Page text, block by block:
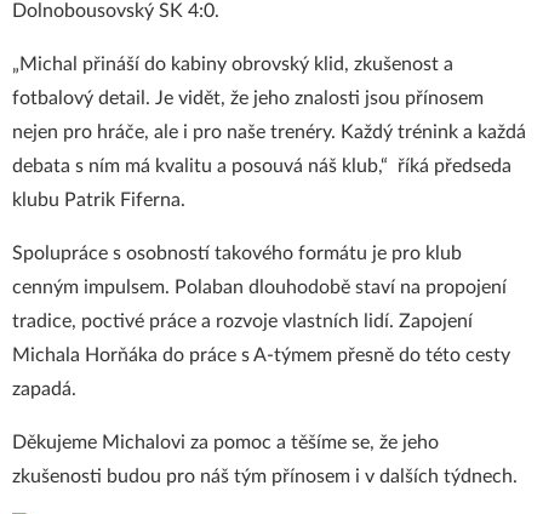
Dolnobousovský SK 4:0.
„Michal přináší do kabiny obrovský klid, zkušenost a
fotbalový detail. Je vidět, že jeho znalosti jsou přínosem
nejen pro hráče, ale i pro naše trenéry. Každý trénink a každá
debata s ním má kvalitu a posouvá náš klub,“ říká předseda
klubu Patrik Fiferna.
Spolupráce s osobností takového formátu je pro klub
cenným impulsem. Polaban dlouhodobě staví na propojení
tradice, poctivé práce a rozvoje vlastních lidí. Zapojení
Michala Horňáka do práce s A-týmem přesně do této cesty
zapadá.
Děkujeme Michalovi za pomoc a těšíme se, že jeho
zkušenosti budou pro náš tým přínosem i v dalších týdnech.